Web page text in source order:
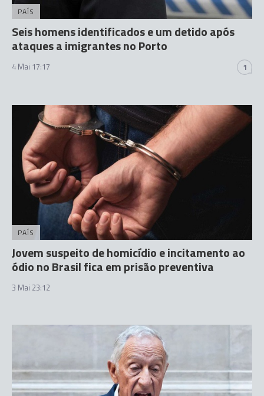
PAÍS
Seis homens identificados e um detido após
ataques a imigrantes no Porto
4 Mai 17:17 1
PAÍS
Jovem suspeito de homicídio e incitamento ao
ódio no Brasil fica em prisão preventiva
3 Mai 23:12